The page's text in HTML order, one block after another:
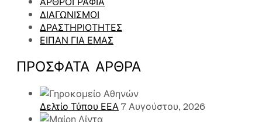
ΔΙΑΓΩΝΙΣΜΟΙ
ΔΡΑΣΤΗΡΙΟΤΗΤΕΣ
ΕΙΠΑΝ ΓΙΑ ΕΜΑΣ
ΠΡΌΣΦΑΤΑ ΑΡΘΡΑ
Δελτίο Τύπου ΕΕΑ 7 Αυγούστου, 2026